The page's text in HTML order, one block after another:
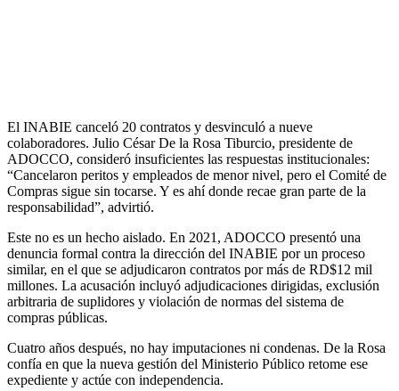
El INABIE canceló 20 contratos y desvinculó a nueve
colaboradores. Julio César De la Rosa Tiburcio, presidente de
ADOCCO, consideró insuficientes las respuestas institucionales:
“Cancelaron peritos y empleados de menor nivel, pero el Comité de
Compras sigue sin tocarse. Y es ahí donde recae gran parte de la
responsabilidad”, advirtió.
Este no es un hecho aislado. En 2021, ADOCCO presentó una
denuncia formal contra la dirección del INABIE por un proceso
similar, en el que se adjudicaron contratos por más de RD$12 mil
millones. La acusación incluyó adjudicaciones dirigidas, exclusión
arbitraria de suplidores y violación de normas del sistema de
compras públicas.
Cuatro años después, no hay imputaciones ni condenas. De la Rosa
confía en que la nueva gestión del Ministerio Público retome ese
expediente y actúe con independencia.